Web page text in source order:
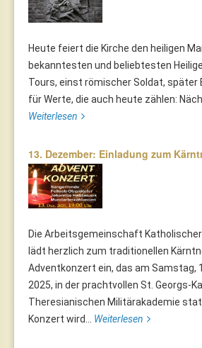
Heute feiert die Kirche den heiligen
bekanntesten und beliebtesten
Tours, einst römischer Soldat,
für Werte, die auch heute zählen:
Weiterlesen
13. Dezember: Einladung zum
Die Arbeitsgemeinschaft
lädt herzlich zum traditionellen
Adventkonzert ein, das am Samstag,
2025, in der prachtvollen St. Georgs-
Theresianischen Militärakademie
Konzert wird... Weiterlesen